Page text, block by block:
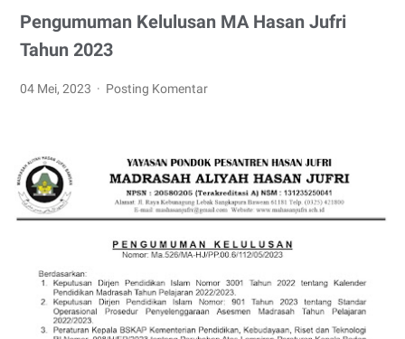
Pengumuman Kelulusan MA Hasan Jufri
Tahun 2023
04 Mei, 2023 Posting Komentar